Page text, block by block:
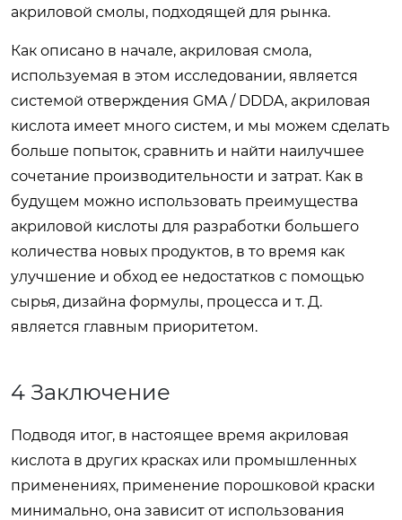
акриловой смолы, подходящей для рынка.
Как описано в начале, акриловая смола,
используемая в этом исследовании, является
системой отверждения GMA / DDDA, акриловая
кислота имеет много систем, и мы можем сделать
больше попыток, сравнить и найти наилучшее
сочетание производительности и затрат. Как в
будущем можно использовать преимущества
акриловой кислоты для разработки большего
количества новых продуктов, в то время как
улучшение и обход ее недостатков с помощью
сырья, дизайна формулы, процесса и т. Д.
является главным приоритетом.
4 Заключение
Подводя итог, в настоящее время акриловая
кислота в других красках или промышленных
применениях, применение порошковой краски
минимально, она зависит от использования